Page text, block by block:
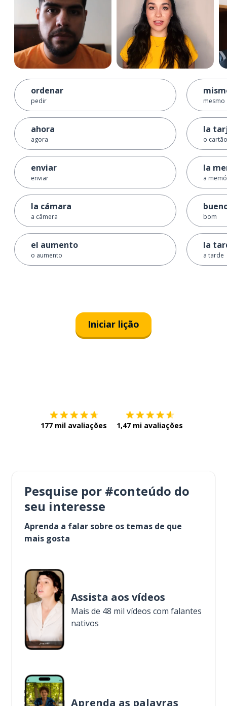
ordenar
pedir
ahora
agora
enviar
enviar
la cámara
a câmera
el aumento
o aumento
mesmo
la
o cartão
la
a
bom
la
a tarde
Iniciar lição
177 mil avaliações 1,47 mi avaliações
Pesquise por #conteúdo do
seu interesse
Aprenda a falar sobre os temas de que
mais gosta
Assista aos vídeos
Mais de 48 mil vídeos com falantes
nativos
Aprenda as palavras